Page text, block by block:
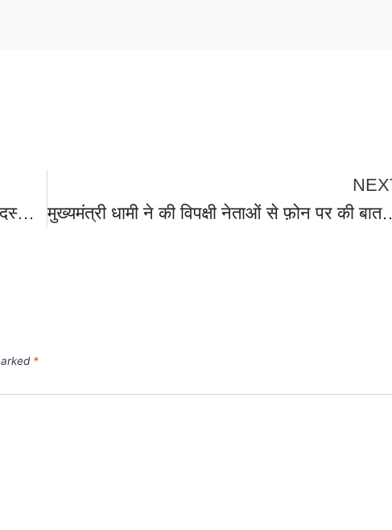
बहुचर्चित नैनीताल जिला पंचायत चुनाव: ‘लापता’ सदस्यों का बीजेपी ने किया स्वागत, किडनैपिंग पर किया चौंकाने वाला खुलासा
मुख्यमंत्री धामी ने की विपक्षी नेताओं से फ़ोन पर की बात, धरना समाप्त
*